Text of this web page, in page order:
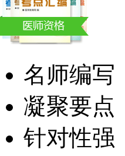
名师编写
凝聚要点
针对性强